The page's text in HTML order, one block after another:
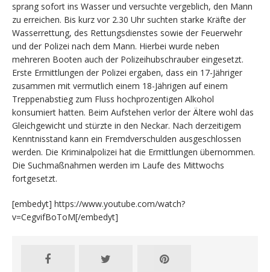
sprang sofort ins Wasser und versuchte vergeblich, den Mann
zu erreichen. Bis kurz vor 2.30 Uhr suchten starke Kräfte der
Wasserrettung, des Rettungsdienstes sowie der Feuerwehr
und der Polizei nach dem Mann. Hierbei wurde neben
mehreren Booten auch der Polizeihubschrauber eingesetzt.
Erste Ermittlungen der Polizei ergaben, dass ein 17-Jähriger
zusammen mit vermutlich einem 18-Jährigen auf einem
Treppenabstieg zum Fluss hochprozentigen Alkohol
konsumiert hatten. Beim Aufstehen verlor der Ältere wohl das
Gleichgewicht und stürzte in den Neckar. Nach derzeitigem
Kenntnisstand kann ein Fremdverschulden ausgeschlossen
werden. Die Kriminalpolizei hat die Ermittlungen übernommen.
Die Suchmaßnahmen werden im Laufe des Mittwochs
fortgesetzt.
[embedyt] https://www.youtube.com/watch?
v=CegvifBoToM[/embedyt]